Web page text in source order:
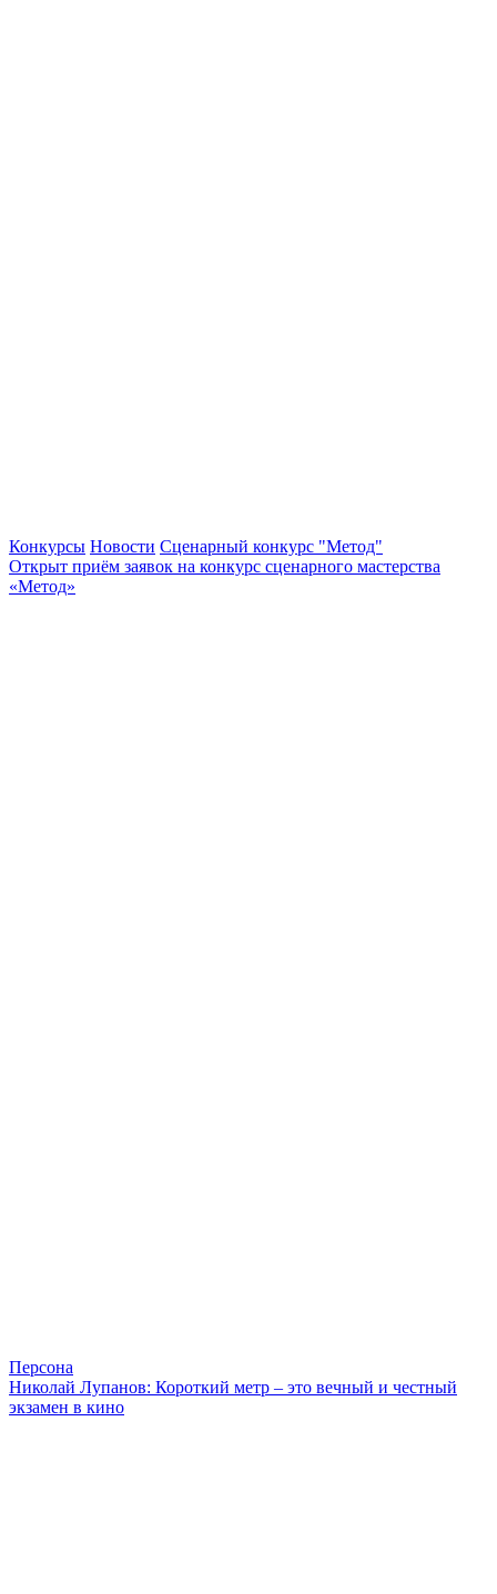
Конкурсы Новости Сценарный конкурс "Метод"
Открыт приём заявок на конкурс сценарного мастерства
«Метод»
Персона
Николай Лупанов: Короткий метр – это вечный и честный
экзамен в кино